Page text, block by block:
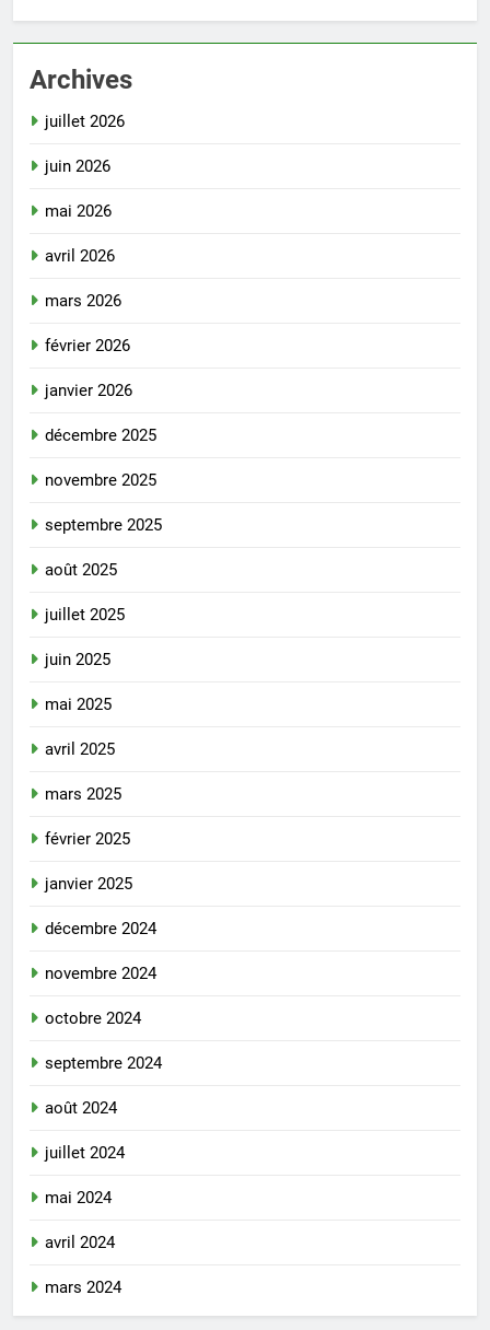
Archives
juillet 2026
juin 2026
mai 2026
avril 2026
mars 2026
février 2026
janvier 2026
décembre 2025
novembre 2025
septembre 2025
août 2025
juillet 2025
juin 2025
mai 2025
avril 2025
mars 2025
février 2025
janvier 2025
décembre 2024
novembre 2024
octobre 2024
septembre 2024
août 2024
juillet 2024
mai 2024
avril 2024
mars 2024